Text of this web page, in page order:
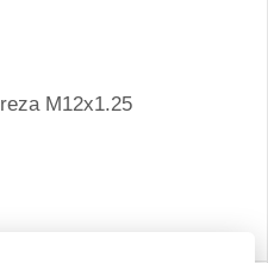
M12x1.25